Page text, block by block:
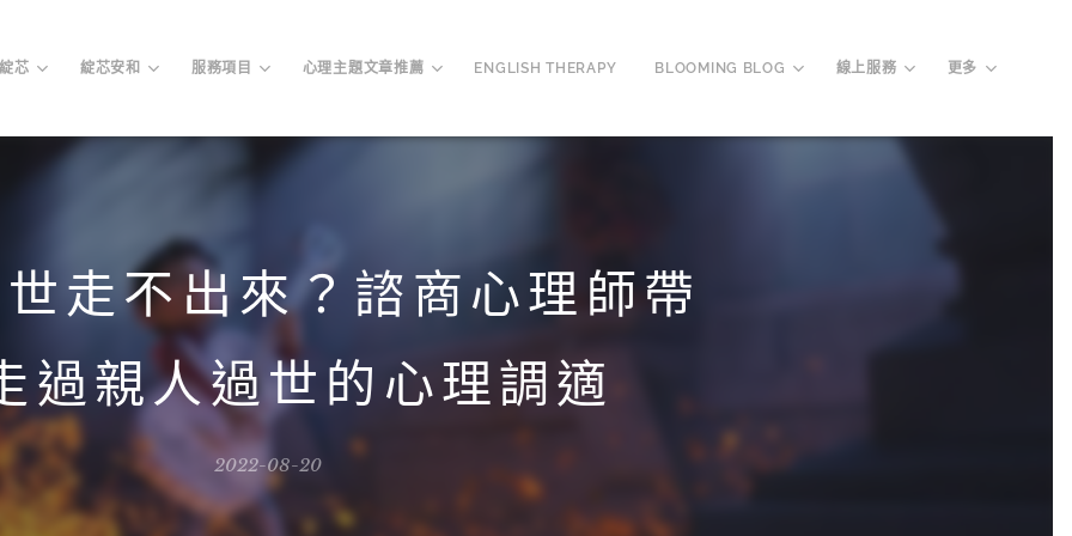
綻芯 綻芯安和 服務項目 心理主題文章推薦 ENGLISH THERAPY BLOOMING BLOG 線上服務 更多
走不出來？諮商心理師帶
過親人過世的心理調適
2022-08-20